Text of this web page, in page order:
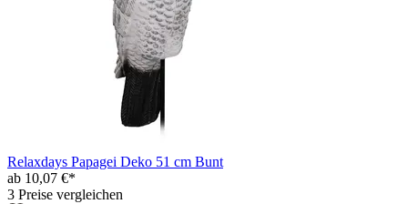
Relaxdays Papagei Deko 51 cm Bunt
ab 10,07 €*
3 Preise vergleichen